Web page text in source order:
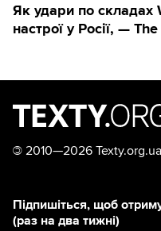
Як удари по
настрої у Росії, —
© 2010—2026 Texty.org.ua
Підпишіться, щоб
(раз на два тижні)